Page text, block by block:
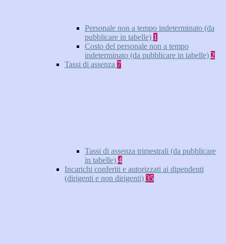
Personale non a tempo indeterminato (da
pubblicare in tabelle) 1
Costo del personale non a tempo
indeterminato (da pubblicare in tabelle) 2
Tassi di assenza 7
Tassi di assenza trimestrali (da pubblicare
in tabelle) 4
Incarichi conferiti e autorizzati ai dipendenti
(dirigenti e non dirigenti) 35